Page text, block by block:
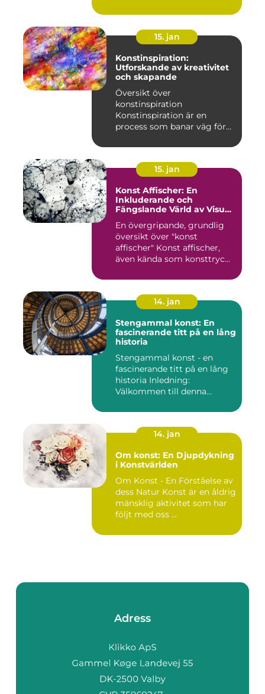
15. jan
Konstinspiration:
Utforskande av kreativitet
och skapande
Översikt över
konstinspiration
Konstinspiration är en
process som banar väg för
15. jan
Konst Affischer: En
Inkluderande och
Fängslande Värld av Visuell
En övergripande, grundlig
översikt över "konst
affischer" Konst affischer,
även kända som konsttryc...
14. jan
Stengammal konst: En
fascinerande titt på en lång
historia
Stengammal konst - en
fascinerande titt på en lång
historia Inledning:
Välkommen till denna
14. jan
Om konst: En Djupdykning
i Konstvärlden
Om Konst - En Förståelse av
dess Natur Konst är en åldrig
mänsklig aktivitet som har
följt med oss ...
Adress